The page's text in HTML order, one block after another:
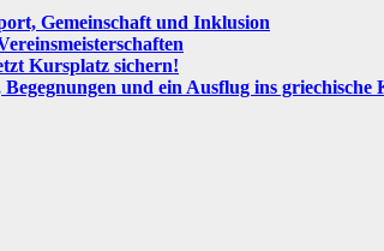
Gemeinschaft und Inklusion
Kursplatz sichern!
und ein Ausflug ins griechische